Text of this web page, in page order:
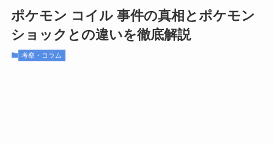
ポケモン コイル 事件の真相とポケモン
ショックとの違いを徹底解説
考察・コラム